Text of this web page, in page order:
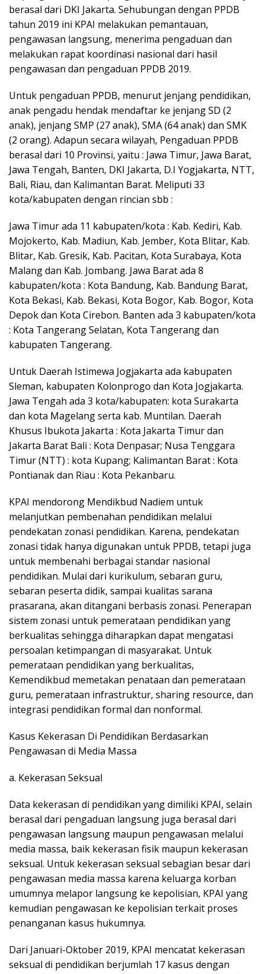
berasal dari DKI Jakarta. Sehubungan dengan PPDB
tahun 2019 ini KPAI melakukan pemantauan,
pengawasan langsung, menerima pengaduan dan
melakukan rapat koordinasi nasional dari hasil
pengawasan dan pengaduan PPDB 2019.
Untuk pengaduan PPDB, menurut jenjang pendidikan,
anak pengadu hendak mendaftar ke jenjang SD (2
anak), jenjang SMP (27 anak), SMA (64 anak) dan SMK
(2 orang). Adapun secara wilayah, Pengaduan PPDB
berasal dari 10 Provinsi, yaitu : Jawa Timur, Jawa Barat,
Jawa Tengah, Banten, DKI Jakarta, D.I Yogjakarta, NTT,
Bali, Riau, dan Kalimantan Barat. Meliputi 33
kota/kabupaten dengan rincian sbb :
Jawa Timur ada 11 kabupaten/kota : Kab. Kediri, Kab.
Mojokerto, Kab. Madiun, Kab. Jember, Kota Blitar, Kab.
Blitar, Kab. Gresik, Kab. Pacitan, Kota Surabaya, Kota
Malang dan Kab. Jombang. Jawa Barat ada 8
kabupaten/kota : Kota Bandung, Kab. Bandung Barat,
Kota Bekasi, Kab. Bekasi, Kota Bogor, Kab. Bogor, Kota
Depok dan Kota Cirebon. Banten ada 3 kabupaten/kota
: Kota Tangerang Selatan, Kota Tangerang dan
kabupaten Tangerang.
Untuk Daerah Istimewa Jogjakarta ada kabupaten
Sleman, kabupaten Kolonprogo dan Kota Jogjakarta.
Jawa Tengah ada 3 kota/kabupaten: kota Surakarta
dan kota Magelang serta kab. Muntilan. Daerah
Khusus Ibukota Jakarta : Kota Jakarta Timur dan
Jakarta Barat Bali : Kota Denpasar; Nusa Tenggara
Timur (NTT) : kota Kupang; Kalimantan Barat : Kota
Pontianak dan Riau : Kota Pekanbaru.
KPAI mendorong Mendikbud Nadiem untuk
melanjutkan pembenahan pendidikan melalui
pendekatan zonasi pendidikan. Karena, pendekatan
zonasi tidak hanya digunakan untuk PPDB, tetapi juga
untuk membenahi berbagai standar nasional
pendidikan. Mulai dari kurikulum, sebaran guru,
sebaran peserta didik, sampai kualitas sarana
prasarana, akan ditangani berbasis zonasi. Penerapan
sistem zonasi untuk pemerataan pendidikan yang
berkualitas sehingga diharapkan dapat mengatasi
persoalan ketimpangan di masyarakat. Untuk
pemerataan pendidikan yang berkualitas,
Kemendikbud memetakan penataan dan pemerataan
guru, pemerataan infrastruktur, sharing resource, dan
integrasi pendidikan formal dan nonformal.
Kasus Kekerasan Di Pendidikan Berdasarkan
Pengawasan di Media Massa
a. Kekerasan Seksual
Data kekerasan di pendidikan yang dimiliki KPAI, selain
berasal dari pengaduan langsung juga berasal dari
pengawasan langsung maupun pengawasan melalui
media massa, baik kekerasan fisik maupun kekerasan
seksual. Untuk kekerasan seksual sebagian besar dari
pengawasan media massa karena keluarga korban
umumnya melapor langsung ke kepolisian, KPAI yang
kemudian pengawasan ke kepolisian terkait proses
penanganan kasus hukumnya.
Dari Januari-Oktober 2019, KPAI mencatat kekerasan
seksual di pendidikan berjumlah 17 kasus dengan